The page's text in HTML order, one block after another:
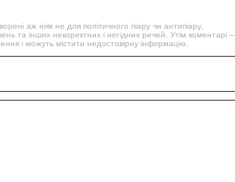
аж ніяк не для політичного піару чи антипіару,
та інших некоректних і негідних речей. Утім коментарі –
і можуть містити недостовірну інформацію.